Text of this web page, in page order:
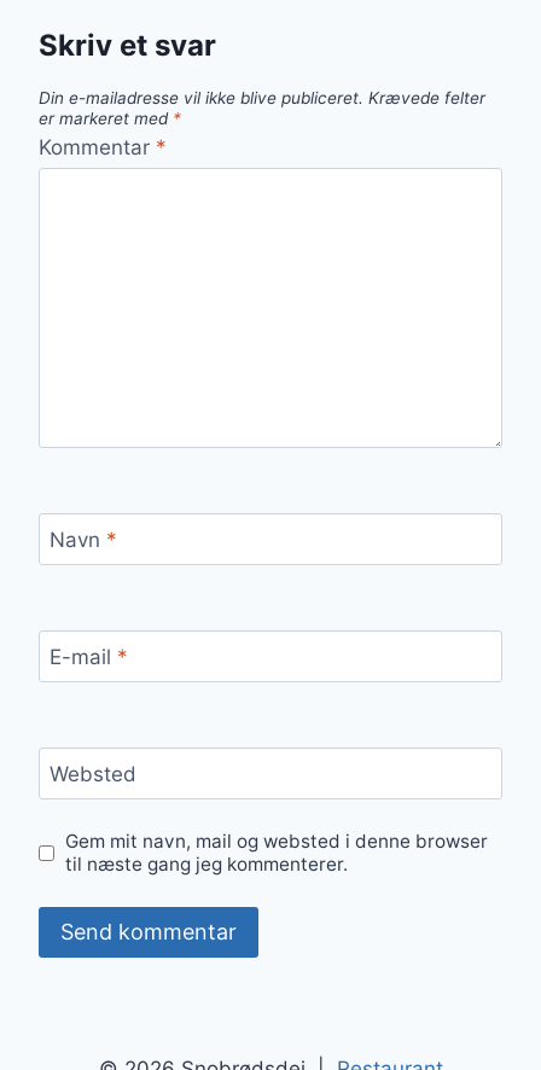
Skriv et svar
Din e-mailadresse vil ikke blive publiceret. Krævede felter
er markeret med *
Kommentar *
Navn *
E-mail *
Websted
Gem mit navn, mail og websted i denne browser
til næste gang jeg kommenterer.